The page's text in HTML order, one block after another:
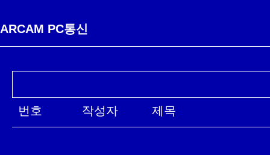
ARCAM PC통신
번호 작성자 제목